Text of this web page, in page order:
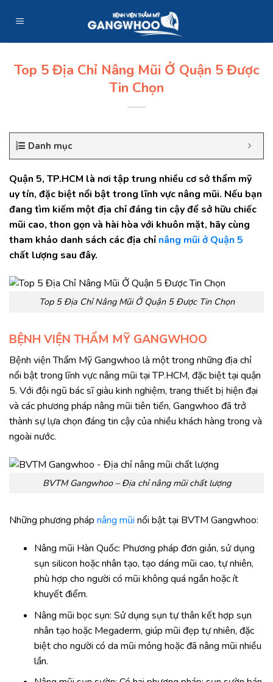
Top 5 Địa Chỉ Nâng Mũi Ở Quận 5 Được
Tin Chọn
Danh mục
Quận 5, TP.HCM là nơi tập trung nhiều cơ sở thẩm mỹ
uy tín, đặc biệt nổi bật trong lĩnh vực nâng mũi. Nếu bạn
đang tìm kiếm một địa chỉ đáng tin cậy để sở hữu chiếc
mũi cao, thon gọn và hài hòa với khuôn mặt, hãy cùng
tham khảo danh sách các địa chỉ nâng mũi ở Quận 5
chất lượng sau đây.
Top 5 Địa Chỉ Nâng Mũi Ở Quận 5 Được Tin Chọn
BỆNH VIỆN THẨM MỸ GANGWHOO
Bệnh viện Thẩm Mỹ Gangwhoo là một trong những địa chỉ
nổi bật trong lĩnh vực nâng mũi tại TP.HCM, đặc biệt tại quận
5. Với đội ngũ bác sĩ giàu kinh nghiệm, trang thiết bị hiện đại
và các phương pháp nâng mũi tiên tiến, Gangwhoo đã trở
thành sự lựa chọn đáng tin cậy của nhiều khách hàng trong và
ngoài nước.
BVTM Gangwhoo – Địa chỉ nâng mũi chất lượng
Những phương pháp nâng mũi nổi bật tại BVTM Gangwhoo:
Nâng mũi Hàn Quốc: Phương pháp đơn giản, sử dụng
sụn silicon hoặc nhân tạo, tạo dáng mũi cao, tự nhiên,
phù hợp cho người có mũi không quá ngắn hoặc ít
khuyết điểm.
Nâng mũi bọc sụn: Sử dụng sụn tự thân kết hợp sụn
nhân tạo hoặc Megaderm, giúp mũi đẹp tự nhiên, đặc
biệt cho người có da mũi mỏng hoặc đã nâng mũi nhiều
lần.